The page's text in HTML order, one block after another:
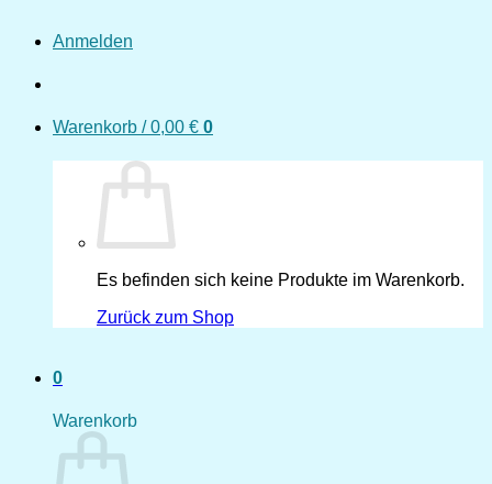
Anmelden
Warenkorb /0,00 € 0
Es befinden sich keine Produkte im Warenkorb.
Zurück zum Shop
0
Warenkorb